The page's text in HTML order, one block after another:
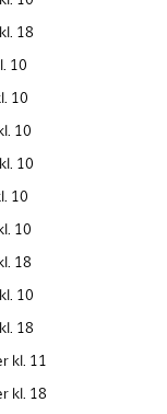
18
10
10
10
10
10
10
18
10
18
kl. 11
kl. 18